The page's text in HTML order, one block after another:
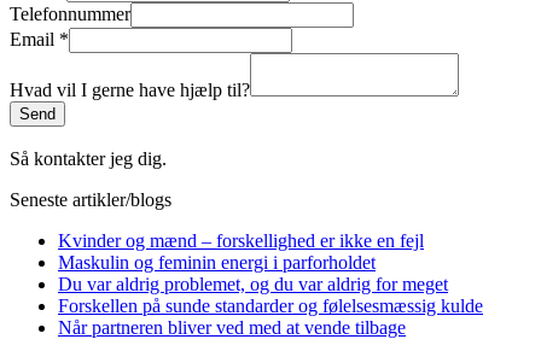
Telefonnummer
Email *
Hvad vil I gerne have hjælp til?
Send
Så kontakter jeg dig.
Seneste artikler/blogs
Kvinder og mænd – forskellighed er ikke en fejl
Maskulin og feminin energi i parforholdet
Du var aldrig problemet, og du var aldrig for meget
Forskellen på sunde standarder og følelsesmæssig kulde
Når partneren bliver ved med at vende tilbage